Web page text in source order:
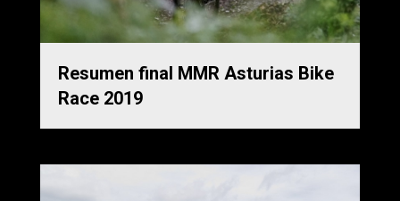
Resumen final MMR Asturias Bike
Race 2019